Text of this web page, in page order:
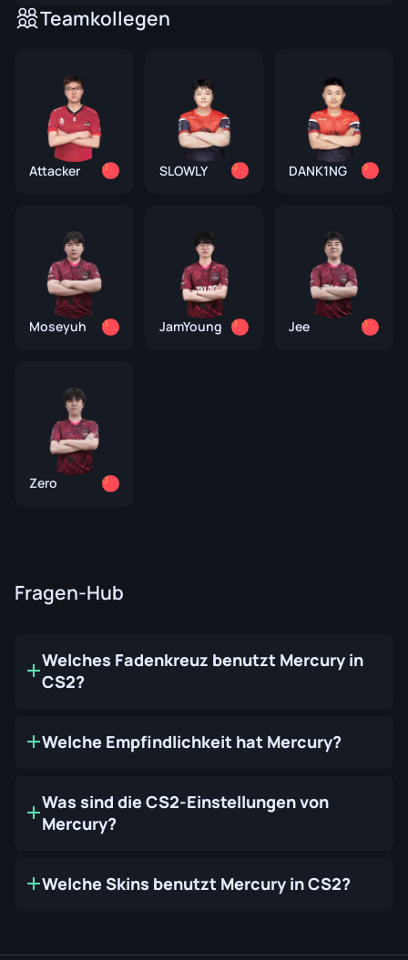
Teamkollegen
Attacker SLOWLY DANK1NG
Moseyuh JamYoung Jee
Zero
Fragen-Hub
Welches Fadenkreuz benutzt Mercury in
CS2?
Welche Empfindlichkeit hat Mercury?
Was sind die CS2-Einstellungen von
Mercury?
Welche Skins benutzt Mercury in CS2?